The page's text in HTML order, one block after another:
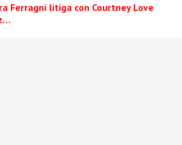
Ferragni litiga con Courtney Love